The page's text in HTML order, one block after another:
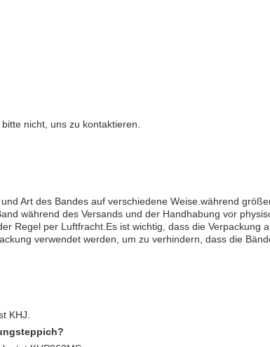
nicht, uns zu kontaktieren.
Art des Bandes auf verschiedene Weise.während
während des Versands und der Handhabung vor
Regel per Luftfracht.Es ist wichtig, dass die
verwendet werden, um zu verhindern, dass die
KHJ.